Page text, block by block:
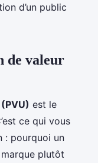
d’un public
de valeur
est le
ce qui vous
: pourquoi un
plutôt